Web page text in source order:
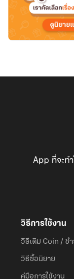
App ที่จะท
วิธีการใช้งาน
วิธีเติม Coin / ชำ
วิธีซื้อนิยาย
คู่มือการใช้งาน